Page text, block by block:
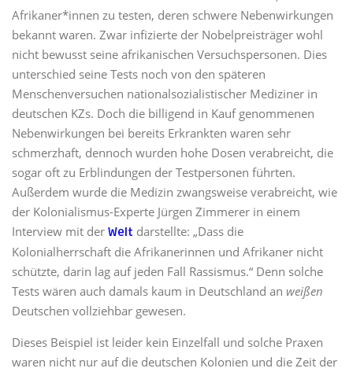
Afrikaner*innen zu testen, deren schwere Nebenwirkungen
bekannt waren. Zwar infizierte der Nobelpreisträger wohl
nicht bewusst seine afrikanischen Versuchspersonen. Dies
unterschied seine Tests noch von den späteren
Menschenversuchen nationalsozialistischer Mediziner in
deutschen KZs. Doch die billigend in Kauf genommenen
Nebenwirkungen bei bereits Erkrankten waren sehr
schmerzhaft, dennoch wurden hohe Dosen verabreicht, die
sogar oft zu Erblindungen der Testpersonen führten.
Außerdem wurde die Medizin zwangsweise verabreicht, wie
der Kolonialismus-Experte Jürgen Zimmerer in einem
Interview mit der Welt darstellte: „Dass die
Kolonialherrschaft die Afrikanerinnen und Afrikaner nicht
schützte, darin lag auf jeden Fall Rassismus.“ Denn solche
Tests wären auch damals kaum in Deutschland an weißen
Deutschen vollziehbar gewesen.
Dieses Beispiel ist leider kein Einzelfall und solche Praxen
waren nicht nur auf die deutschen Kolonien und die Zeit der